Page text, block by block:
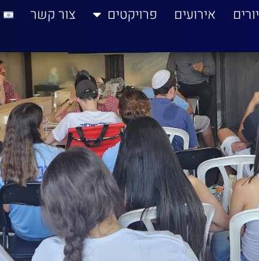
אירועים פרויקטים צור קשר